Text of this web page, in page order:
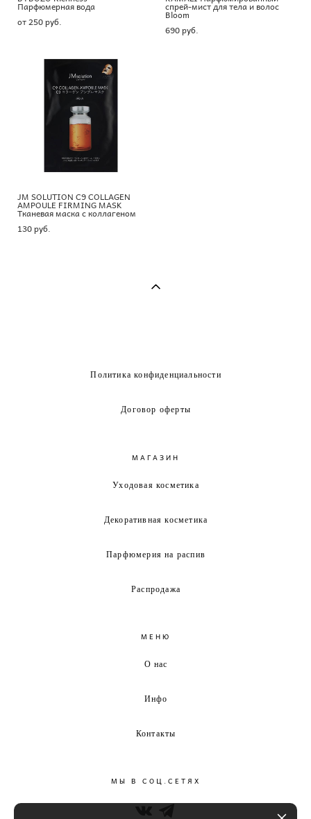
Парфюмерная вода
от 250 pуб.
спрей-мист для тела и волос
Bloom
690 pуб.
JM SOLUTION C9 COLLAGEN
AMPOULE FIRMING MASK
Тканевая маска с коллагеном
130 pуб.
Политика конфиденциальности
Договор оферты
МАГАЗИН
Уходовая косметика
Декоративная косметика
Парфюмерия на распив
Распродажа
МЕНЮ
О нас
Инфо
Контакты
МЫ В СОЦ.СЕТЯХ